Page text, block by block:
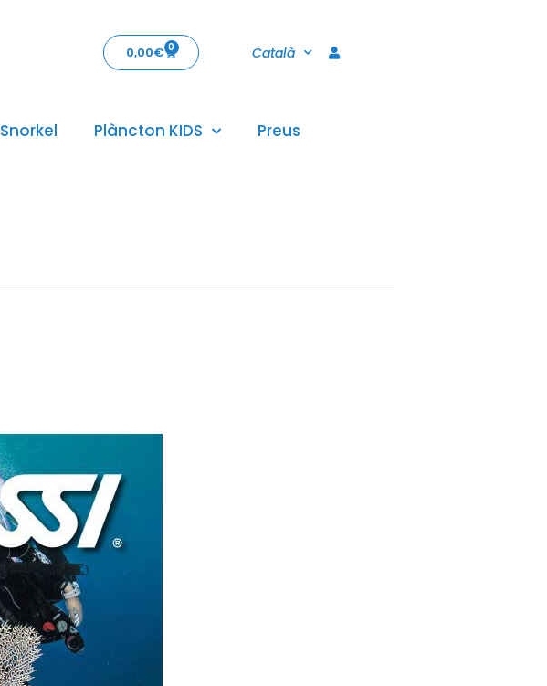
0,00€ 0 Català
Snorkel Plàncton KIDS Preus